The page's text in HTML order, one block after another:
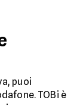
puoi
TOBi è